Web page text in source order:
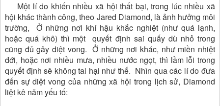
Một lí do khiến nhiều xã hội thất bại, trong lúc nhiều xã
hội khác thành công, theo Jared Diamond, là ảnh hưởng môi
trường, Ở những nơi khí hậu khắc nghiệt (như quá lạnh,
hoặc quá khô) thì một quyết định sai quấy dù nhỏ trong
cũng đủ gây diệt vong. Ở những nơi khác, như miền nhiệt
đới, hoặc nơi nhiều mưa, nhiều nước ngọt, thì lầm lỗi trong
quyết định sẽ không tai hại như thế. Nhìn qua các lí do đưa
đến sự diệt vong của những xã hội trong lịch sử, Diamond
liệt kê năm yếu tố: